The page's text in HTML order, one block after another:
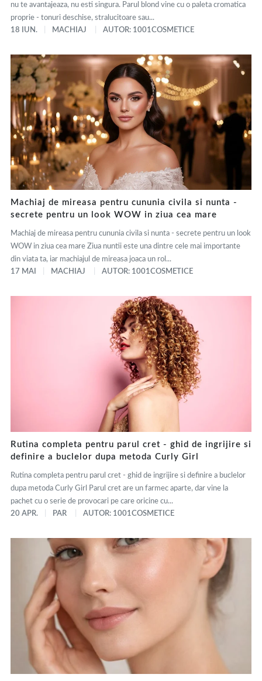
nu te avantajeaza, nu esti singura. Parul blond vine cu o paleta cromatica
proprie - tonuri deschise, stralucitoare sau...
18 IUN.
MACHIAJ AUTOR: 1001COSMETICE
Machiaj de mireasa pentru cununia civila si nunta -
secrete pentru un look WOW in ziua cea mare
Machiaj de mireasa pentru cununia civila si nunta - secrete pentru un look
WOW in ziua cea mare Ziua nuntii este una dintre cele mai importante
din viata ta, iar machiajul de mireasa joaca un rol...
17 MAI
MACHIAJ AUTOR: 1001COSMETICE
Rutina completa pentru parul cret - ghid de ingrijire si
definire a buclelor dupa metoda Curly Girl
Rutina completa pentru parul cret - ghid de ingrijire si definire a buclelor
dupa metoda Curly Girl Parul cret are un farmec aparte, dar vine la
pachet cu o serie de provocari pe care oricine cu...
20 APR.
PAR AUTOR: 1001COSMETICE